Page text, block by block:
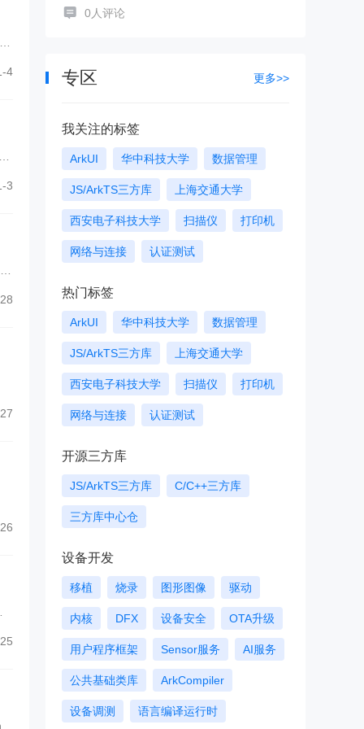
4
3
0人评论
专区 更多>>
我关注的标签
ArkUI 华中科技大学 数据管理
JS/ArkTS三方库 上海交通大学
西安电子科技大学 扫描仪 打印机
网络与连接 认证测试
热门标签
ArkUI 华中科技大学 数据管理
JS/ArkTS三方库 上海交通大学
西安电子科技大学 扫描仪 打印机
网络与连接 认证测试
开源三方库
JS/ArkTS三方库 C/C++三方库
三方库中心仓
设备开发
移植 烧录 图形图像 驱动
内核 DFX 设备安全 OTA升级
用户程序框架 Sensor服务 AI服务
公共基础类库 ArkCompiler
设备调测 语言编译运行时